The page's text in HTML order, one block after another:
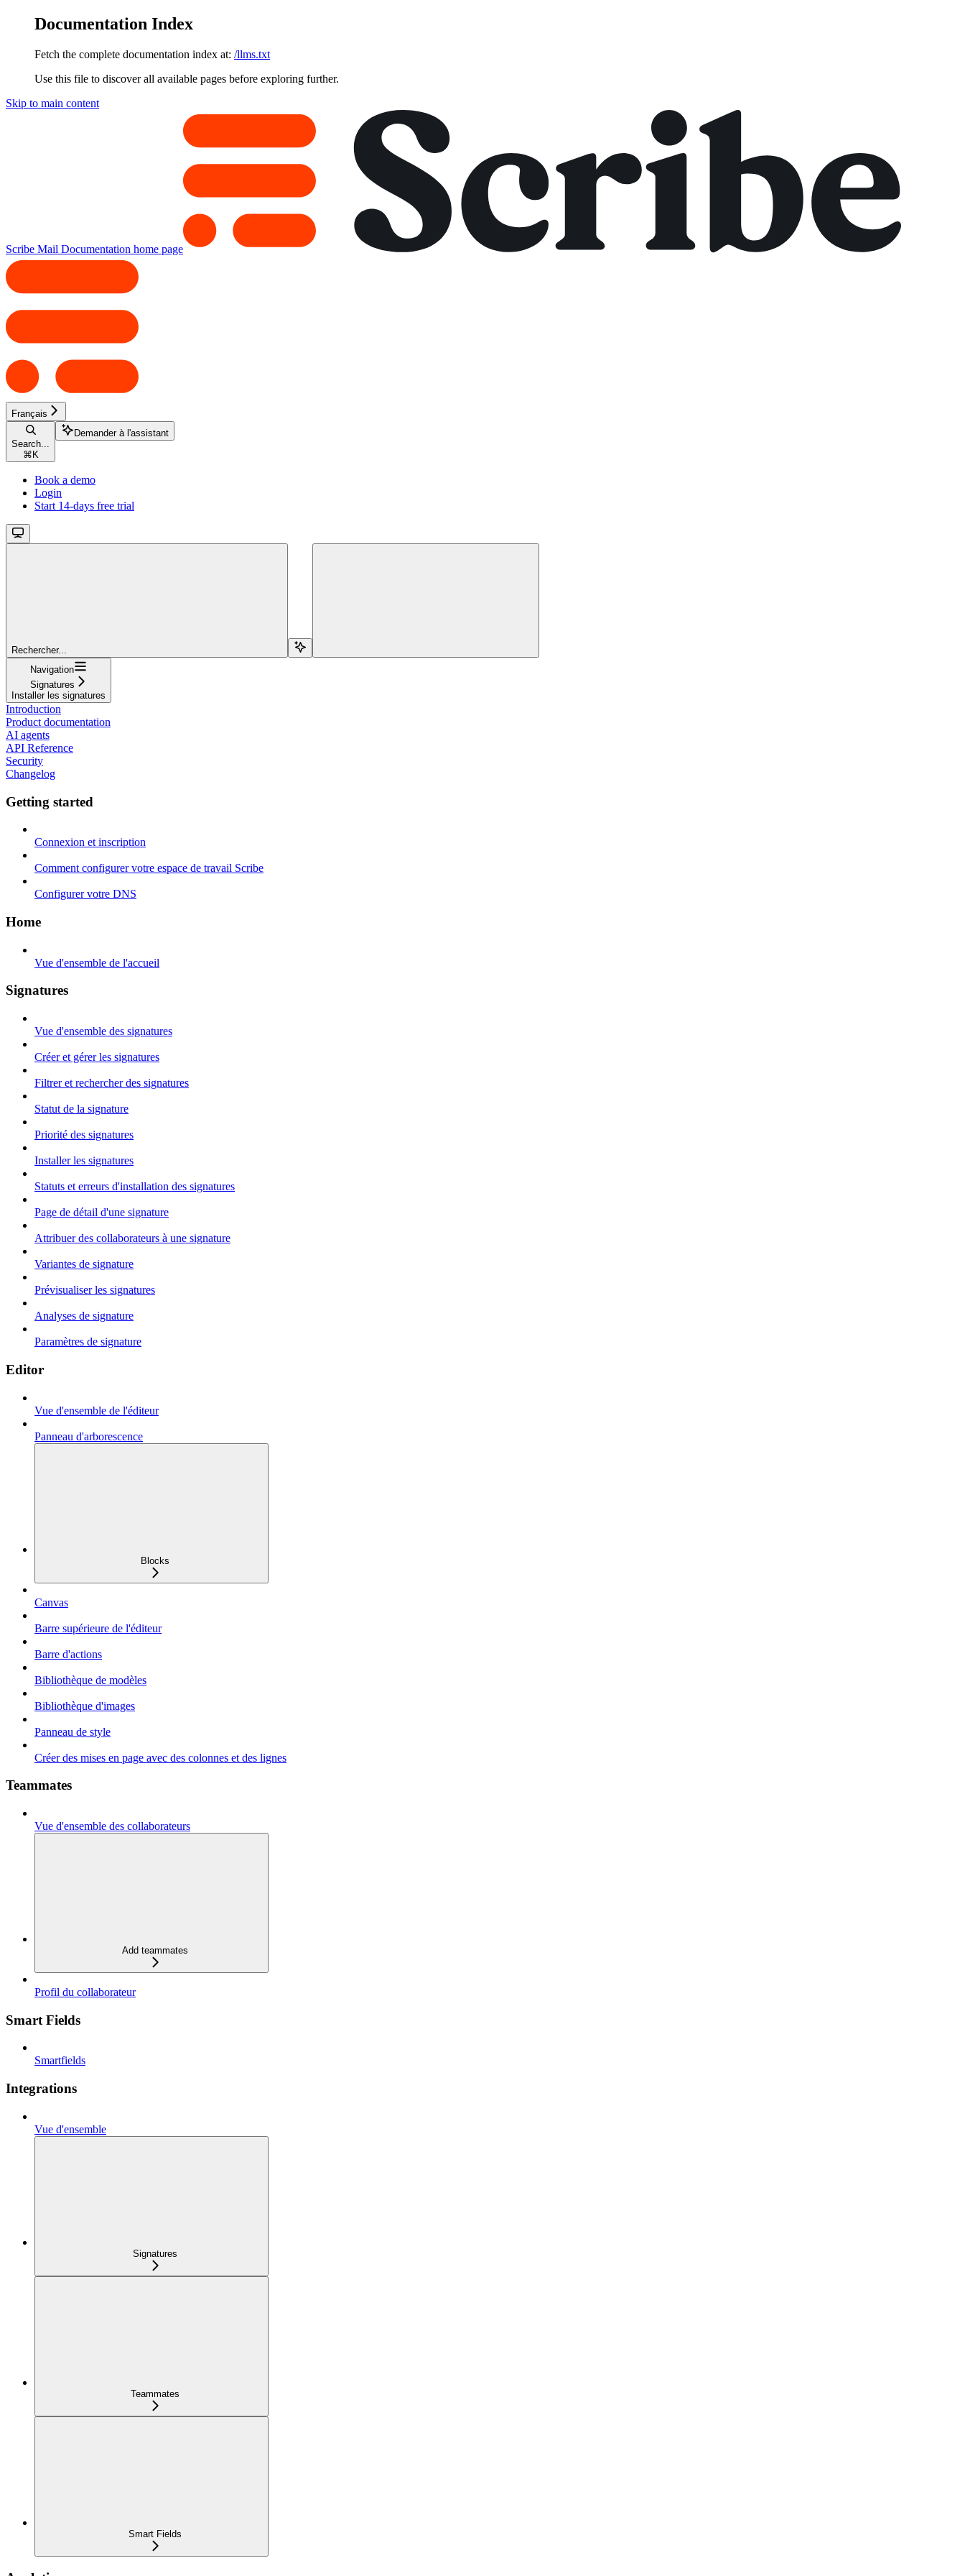
Documentation Index
Fetch the complete documentation index at: /llms.txt
Use this file to discover all available pages before exploring further.
Skip to main content
Scribe Mail Documentation home page
Français
Search...
⌘ K
Demander à l'assistant
Book a demo
Login
Start 14-days free trial
Rechercher...
Navigation
Signatures
Installer les signatures
Introduction
Product documentation
AI agents
API Reference
Security
Changelog
Getting started
Connexion et inscription
Comment configurer votre espace de travail Scribe
Configurer votre DNS
Home
Vue d'ensemble de l'accueil
Signatures
Vue d'ensemble des signatures
Créer et gérer les signatures
Filtrer et rechercher des signatures
Statut de la signature
Priorité des signatures
Installer les signatures
Statuts et erreurs d'installation des signatures
Page de détail d'une signature
Attribuer des collaborateurs à une signature
Variantes de signature
Prévisualiser les signatures
Analyses de signature
Paramètres de signature
Editor
Vue d'ensemble de l'éditeur
Panneau d'arborescence
Blocks
Canvas
Barre supérieure de l'éditeur
Barre d'actions
Bibliothèque de modèles
Bibliothèque d'images
Panneau de style
Créer des mises en page avec des colonnes et des lignes
Teammates
Vue d'ensemble des collaborateurs
Add teammates
Profil du collaborateur
Smart Fields
Smartfields
Integrations
Vue d'ensemble
Signatures
Teammates
Smart Fields